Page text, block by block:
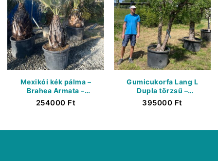
Mexikói kék pálma –
Brahea Armata –
Sziklapálma – Törzs
80 Cm
254000 Ft
Gumicukorfa Lang L
Dupla törzsű –
Ziziphus Jujuba –
Kínai datolya iker
395000 Ft